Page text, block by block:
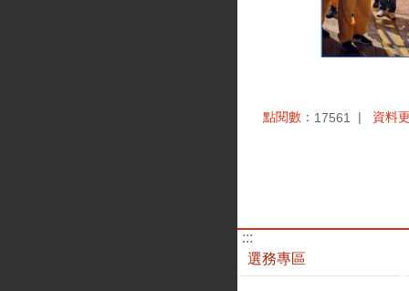
點閱數： 17561 資料
:::
選務專區